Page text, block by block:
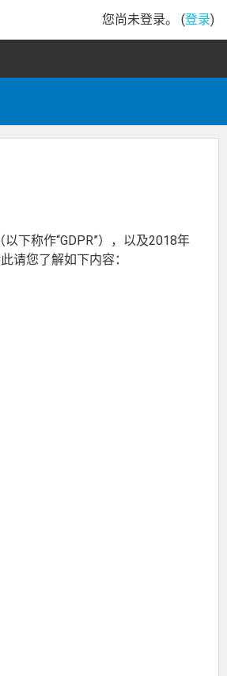
您尚未登录。 (登录)
下称作“GDPR”），以及2018年
请您了解如下内容：